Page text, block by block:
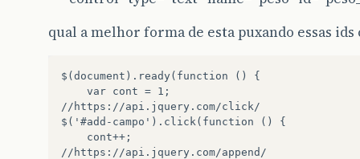
qual a melhor forma de esta puxando essas
$(document).ready(function ()
var cont = 1;
//https://api.jquery.com/click/
$('#add-campo').click(function
()
cont++;
//https://api.jquery.com/append/